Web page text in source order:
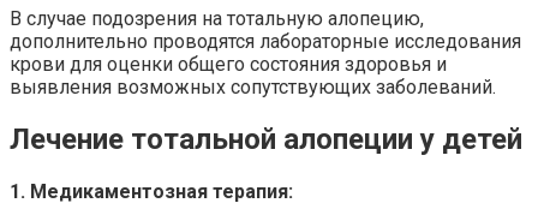
В случае подозрения на тотальную алопецию,
дополнительно проводятся лабораторные исследования
крови для оценки общего состояния здоровья и
выявления возможных сопутствующих заболеваний.
Лечение тотальной алопеции у детей
1. Медикаментозная терапия: